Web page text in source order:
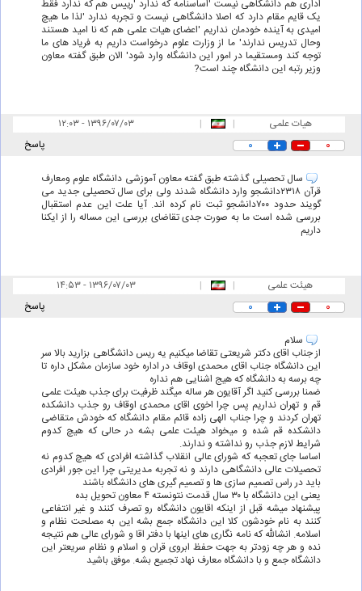
اداری هم دانشگاهی نیست 'اساسنامه که ندارد 'رییس هم که ندارد فقط
یک قایم مقام دارد که اصلا دانشگاهی نیست و تجربه ندارد 'لذا ما هیچ
امیدی به آینده خودمان نداریم 'اعضای هیات علمی هم که نا امید هستند
وحال تدریس ندارند' ما از وزارت علوم درخواست داریم به فریاد های ما
توجه کند ومستقیما در امور این دانشگاه وارد شود' الان طبق گفته معاون
وزیر رتبه این دانشگاه چند است?
هیات علمی |
| ۱۲:۰۳ - ۱۳۹۶/۰۷/۰۳
۰ ۰ پاسخ
سال تحصیلی گذشته طبق گفته معاون آموزشی دانشگاه علوم ومعارف
قرآن ۲۳۱۸دانشجو وارد دانشگاه شدند ولی برای سال تحصیلی جدید می
گویند حدود ۷۰۰دانشجو ثبت نام کرده اند. آیا علت این عدم استقبال
بررسی شده است ما به صورت جدی تقاضای بررسی این مساله را از ایکنا
داریم
هیئت علمی |
| ۱۴:۵۳ - ۱۳۹۶/۰۷/۰۳
۰ ۰ پاسخ
سلام
از جناب اقای دکتر شریعتی تقاضا میکنیم یه ریس دانشگاهی بزارید بالا سر
این دانشگاه جناب اقای محمدی اوقاف در اداره خود سازمان مشکل داره تا
چه برسه به دانشگاه که هیج اشنایی هم نداره
ضمنا بررسی کنید اگر آقایون هر ساله میگند ظرفیت برای جذب هیئت علمی
قم و تهران نداریم پس چرا اخوی اقای محمدی اوقاف رو جذب دانشکده
تهران کردند و چرا جناب الهی زاده قائم مقام دانشگاه که خودش متقاضی
دانشکده قم شده و میخواد هیئت علمی بشه در حالی که هیچ کدوم
شرایط لازم جذب رو نداشته و ندارند.
اساسا جای تعجبه که شورای عالی انقلاب گذاشته افرادی که هیچ کدوم نه
تحصیلات عالی دانشگاهی دارند و نه تجربه مدیریتی چرا این جور افرادی
باید در راس تصمیم سازی ها و تصمیم گیری های دانشگاه باشند
یعنی این دانشگاه با ۳۰ سال قدمت نتونسته ۴ معاون تحویل بده
پیشنهاد میشه قبل از اینکه اقایون دانشگاه رو تصرف کنند و غیر انتفاعی
کنند به نام خودشون کلا این دانشگاه جمع بشه این به مصلحت نظام و
اسلامه. انشالله که نامه نگاری های اینها با دفتر اقا و شورای عالی هم نتیجه
نده و هر چه زودتر به جهت حفظ ابروی قران و اسلام و نظام سریعتر این
دانشگاه جمع و با دانشگاه معارف نهاد تجمیع بشه. موفق باشید